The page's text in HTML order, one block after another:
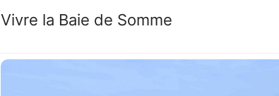
Vivre la Baie de Somme